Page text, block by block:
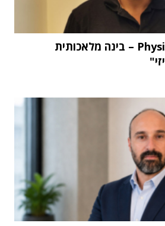
"העתיד הוא Physical AI – בינה מלאכותית